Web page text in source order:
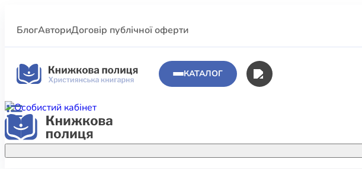
БлогАвториДоговір публічної оферти
КАТАЛОГ
КНИГИ